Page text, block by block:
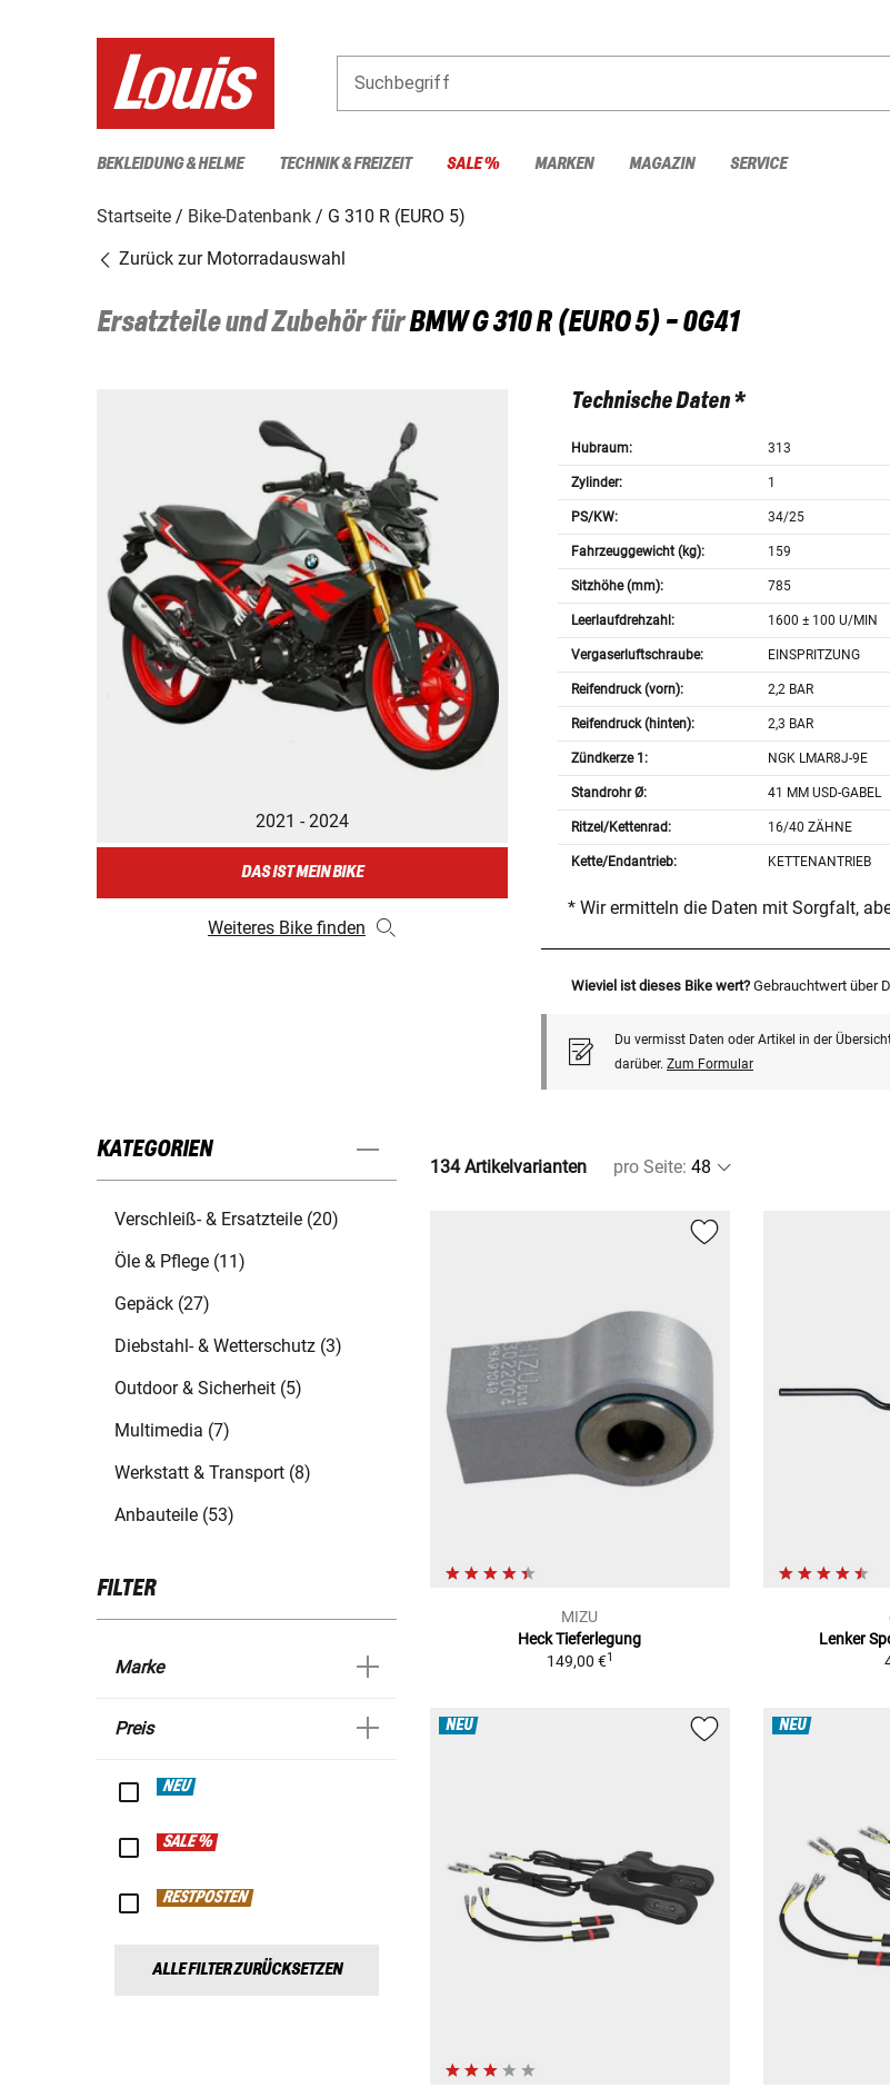
Suchbegriff
BEKLEIDUNG & HELME TECHNIK & FREIZEIT SALE % MARKEN MAGAZIN SERVICE
Startseite Bike-Datenbank
G 310 R (EURO 5)
Zurück zur Motorradauswahl
Ersatzteile und Zubehör fürBMWG 310 R (EURO 5) - 0G41
2021 - 2024
DAS IST MEIN BIKE
Weiteres Bike finden
Technische Daten *
Hubraum: 313
Zylinder: 1
PS/KW: 34/25
Fahrzeuggewicht (kg): 159
Sitzhöhe (mm): 785
Leerlaufdrehzahl: 1600 ± 100 U/MIN
Vergaserluftschraube: EINSPRITZUNG
Reifendruck (vorn): 2,2 BAR
Reifendruck (hinten): 2,3 BAR
Zündkerze 1: NGK LMAR8J-9E
Standrohr Ø: 41 MM USD-GABEL
Ritzel/Kettenrad: 16/40 ZÄHNE
Kette/Endantrieb: KETTENANTRIEB
* Wir ermitteln die Daten mit Sorgfalt,
Wieviel ist dieses Bike wert? Gebrauchtwert über
Du vermisst Daten oder Artikel in der
darüber. Zum Formular
KATEGORIEN
Verschleiß- & Ersatzteile (20)
Öle & Pflege (11)
Gepäck (27)
Diebstahl- & Wetterschutz (3)
Outdoor & Sicherheit (5)
Multimedia (7)
Werkstatt & Transport (8)
Anbauteile (53)
FILTER
Marke
Preis
NEU
SALE %
RESTPOSTEN
ALLE FILTER ZURÜCKSETZEN
134 Artikelvarianten pro Seite:
MIZU
Heck Tieferlegung
149,00 €1
Lenker
NEU NEU